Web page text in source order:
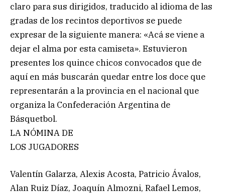
claro para sus dirigidos, traducido al idioma de las
gradas de los recintos deportivos se puede
expresar de la siguiente manera: «Acá se viene a
dejar el alma por esta camiseta». Estuvieron
presentes los quince chicos convocados que de
aquí en más buscarán quedar entre los doce que
representarán a la provincia en el nacional que
organiza la Confederación Argentina de
Básquetbol.
LA NÓMINA DE
LOS JUGADORES
Valentín Galarza, Alexis Acosta, Patricio Ávalos,
Alan Ruiz Díaz, Joaquín Almozni, Rafael Lemos,